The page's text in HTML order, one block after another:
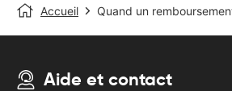
Accueil Quand un
Aide et contact